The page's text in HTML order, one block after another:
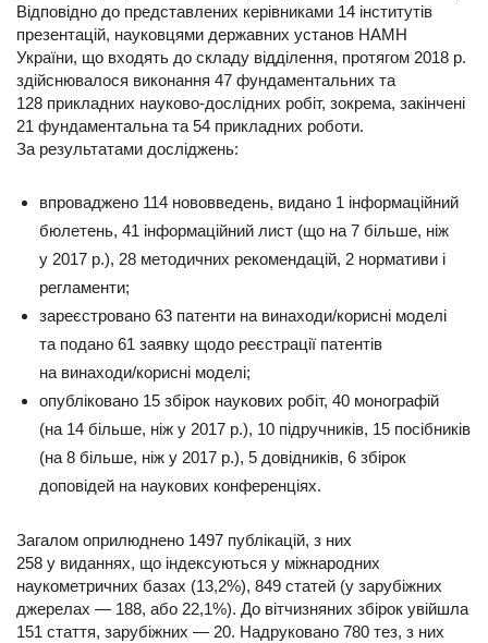
Відповідно до представлених керівниками 14 інститутів
презентацій, науковцями державних установ НАМН
України, що входять до складу відділення, протягом 2018 р.
здійснювалося виконання 47 фундаментальних та
128 прикладних науково-дослідних робіт, зокрема, закінчені
21 фундаментальна та 54 прикладних роботи.
За результатами досліджень:
впроваджено 114 нововведень, видано 1 інформаційний
бюлетень, 41 інформаційний лист (що на 7 більше, ніж
у 2017 р.), 28 методичних рекомендацій, 2 нормативи і
регламенти;
зареєстровано 63 патенти на винаходи/корисні моделі
та подано 61 заявку щодо реєстрації патентів
на винаходи/корисні моделі;
опубліковано 15 збірок наукових робіт, 40 монографій
(на 14 більше, ніж у 2017 р.), 10 підручників, 15 посібників
(на 8 більше, ніж у 2017 р.), 5 довідників, 6 збірок
доповідей на наукових конференціях.
Загалом оприлюднено 1497 публікацій, з них
258 у виданнях, що індексуються у міжнародних
наукометричних базах (13,2%), 849 статей (у зарубіжних
джерелах — 188, або 22,1%). До вітчизняних збірок увійшла
151 стаття, зарубіжних — 20. Надруковано 780 тез, з них